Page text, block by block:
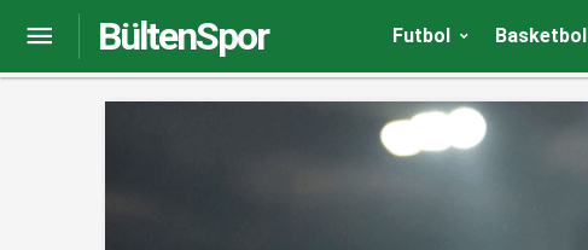
BültenSpor Futbol Basketbol
Volkan Demirel: Yaptığımız hatalardan ders çıkardık